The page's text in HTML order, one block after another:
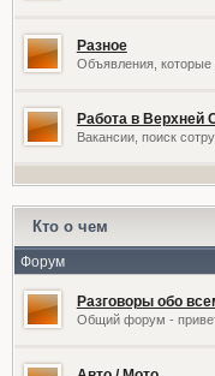
Разное
Объявления, которые
Работа в
Вакансии, поиск
Кто о чем
Форум
Разговоры обо
Общий форум -